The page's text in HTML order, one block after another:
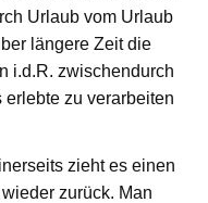
Urlaub vom Urlaub
längere Zeit die
i.d.R. zwischendurch
erlebte zu verarbeiten
zieht es einen
zurück. Man